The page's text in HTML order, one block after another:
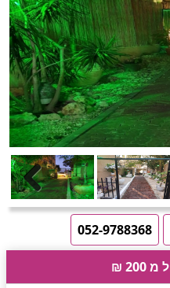
Previous
052-9788368
₪